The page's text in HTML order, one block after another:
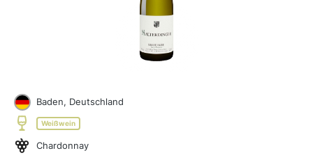
Baden, Deutschland
Weißwein
Chardonnay